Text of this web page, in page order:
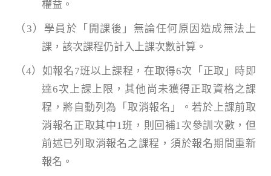
權益。
（3）學員於「開課後」無論任何原因造成無法上
課，該次課程仍計入上課次數計算。
（4）如報名7班以上課程，在取得6次「正取」時即
達6次上課上限，其他尚未獲得正取資格之課
程，將自動列為「取消報名」。若於上課前取
消報名正取其中1班，則回補1次參訓次數，但
前述已列取消報名之課程，須於報名期間重新
報名。